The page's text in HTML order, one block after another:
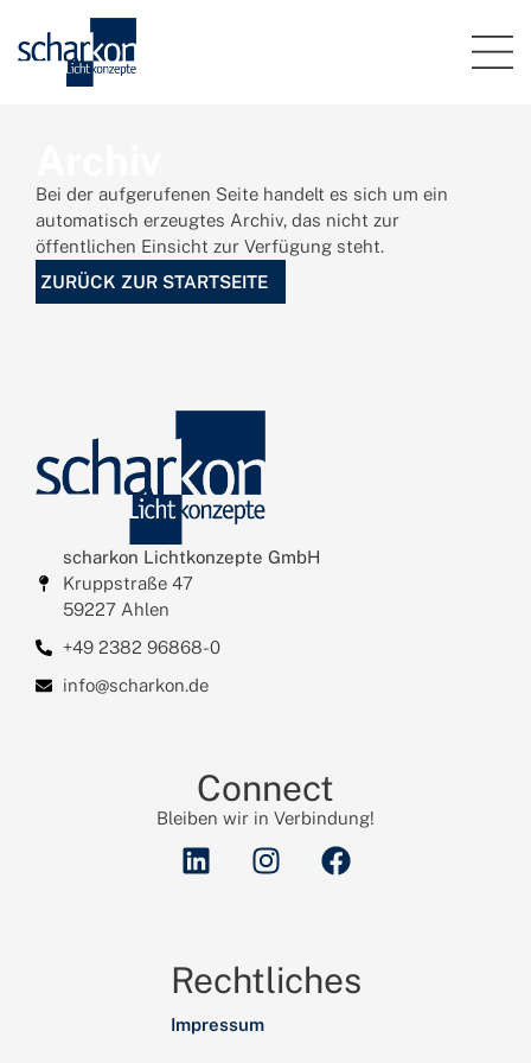
Bei der aufgerufenen Seite handelt es sich um ein
automatisch erzeugtes Archiv, das nicht zur
öffentlichen Einsicht zur Verfügung steht.
ZURÜCK ZUR STARTSEITE
scharkon Lichtkonzepte GmbH
Kruppstraße 47
59227 Ahlen
+49 2382 96868-0
info@scharkon.de
Connect
Bleiben wir in Verbindung!
Rechtliches
Impressum